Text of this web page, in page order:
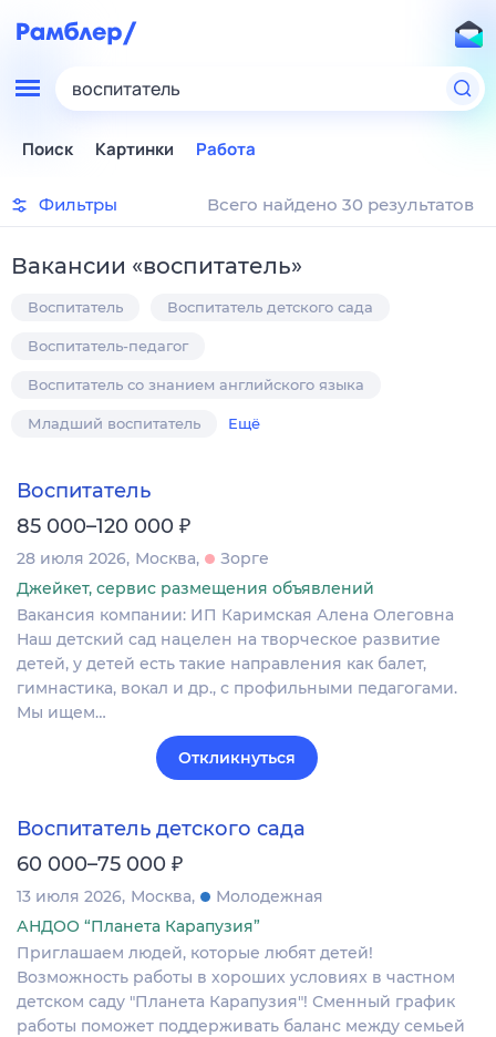
воспитатель
Поиск Картинки Работа
Фильтры Всего найдено 30 результатов
Вакансии «воспитатель»
Воспитатель Воспитатель детского сада
Воспитатель-педагог
Воспитатель со знанием английского языка
Младший воспитатель Ещё
Воспитатель
85 000–120 000 ₽
28 июля 2026 Москва
Зорге
Джейкет, сервис размещения объявлений
Вакансия компании: ИП Каримская Алена Олеговна
Наш детский сад нацелен на творческое развитие
детей, у детей есть такие направления как балет,
гимнастика, вокал и др., с профильными педагогами.
Мы ищем…
Откликнуться
Воспитатель детского сада
60 000–75 000 ₽
13 июля 2026 Москва
Молодежная
АНДОО “Планета Карапузия”
Приглашаем людей, которые любят детей!
Возможность работы в хороших условиях в частном
детском саду "Планета Карапузия"! Сменный график
работы поможет поддерживать баланс между семьей